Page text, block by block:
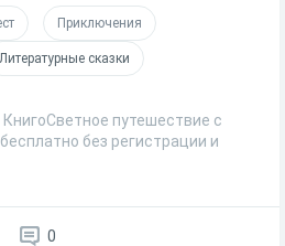
Приключения
Литературные сказки
путешествие с
без регистрации и
0